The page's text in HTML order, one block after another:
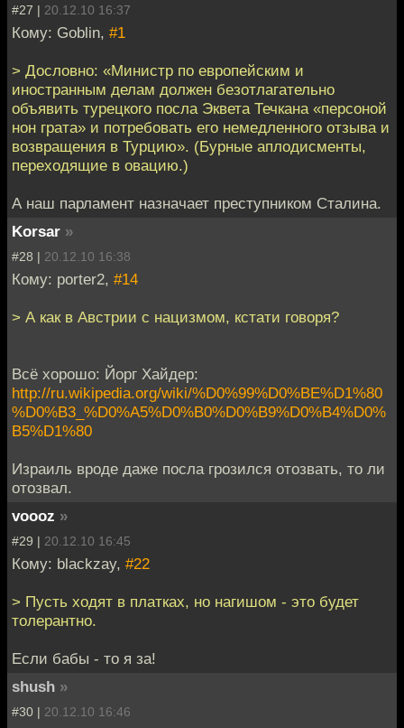
#27 | 20.12.10 16:37
Кому: Goblin, #1
> Дословно: «Министр по европейским и
иностранным делам должен безотлагательно
объявить турецкого посла Эквета Течкана «персоной
нон грата» и потребовать его немедленного отзыва и
возвращения в Турцию». (Бурные аплодисменты,
переходящие в овацию.)
А наш парламент назначает преступником Сталина.
Korsar »
#28 | 20.12.10 16:38
Кому: porter2, #14
> А как в Австрии с нацизмом, кстати говоря?
Всё хорошо: Йорг Хайдер:
http://ru.wikipedia.org/wiki/%D0%99%D0%BE%D1%80
%D0%B3_%D0%A5%D0%B0%D0%B9%D0%B4%D0%
B5%D1%80
Израиль вроде даже посла грозился отозвать, то ли
отозвал.
voooz »
#29 | 20.12.10 16:45
Кому: blackzay, #22
> Пусть ходят в платках, но нагишом - это будет
толерантно.
Если бабы - то я за!
shush »
#30 | 20.12.10 16:46